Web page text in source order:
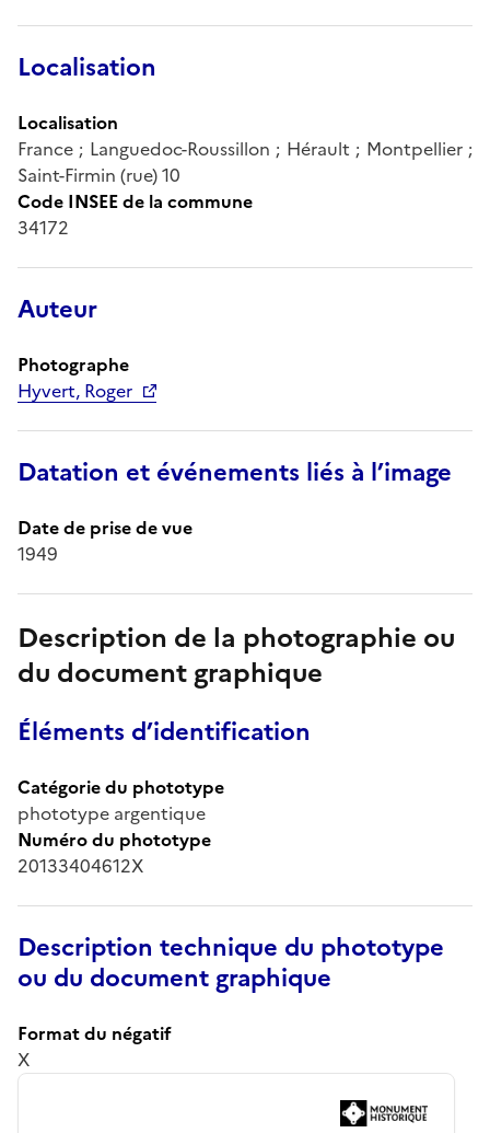
Localisation
Localisation
France ; Languedoc-Roussillon ; Hérault ; Montpellier ;
Saint-Firmin (rue) 10
Code INSEE de la commune
34172
Auteur
Photographe
Hyvert, Roger
Datation et événements liés à l’image
Date de prise de vue
1949
Description de la photographie ou
du document graphique
Éléments d’identification
Catégorie du phototype
phototype argentique
Numéro du phototype
20133404612X
Description technique du phototype
ou du document graphique
Format du négatif
X